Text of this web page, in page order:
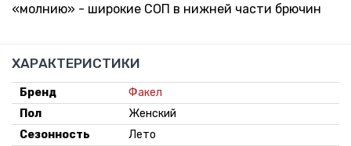
«молнию» - широкие СОП в нижней части брючин
ХАРАКТЕРИСТИКИ
Бренд
Факел
Пол
Женский
Сезонность
Лето